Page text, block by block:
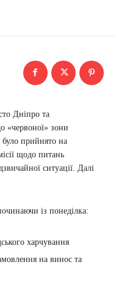
Дніпро та
«червоної» зони
було прийнято на
щодо питань
ситуації. Далі
із понеділка:
харчування
на винос та